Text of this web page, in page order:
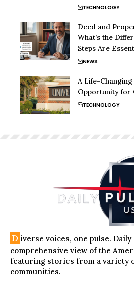
TECHNOLOGY
Deed and
What’s the
Steps Are
NEWS
A Life-
Opportunity for
TECHNOLOGY
D iverse voices, one pulse. Daily
comprehensive view of the
featuring stories from a variety
communities.